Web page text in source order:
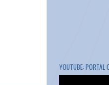
YOUTUBE: PORTAL